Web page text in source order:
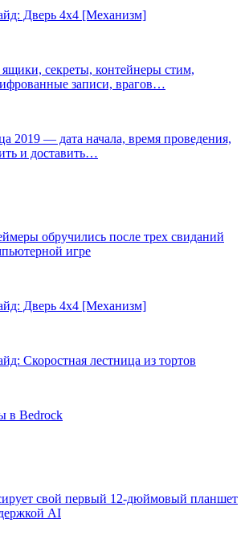
Дверь 4х4 [Механизм]
ящики, секреты, контейнеры стим,
записи, врагов…
2019 — дата начала, время проведения,
и доставить…
обручились после трех свиданий
игре
Дверь 4х4 [Механизм]
Скоростная лестница из тортов
в Bedrock
свой первый 12-дюймовый планшет
AI